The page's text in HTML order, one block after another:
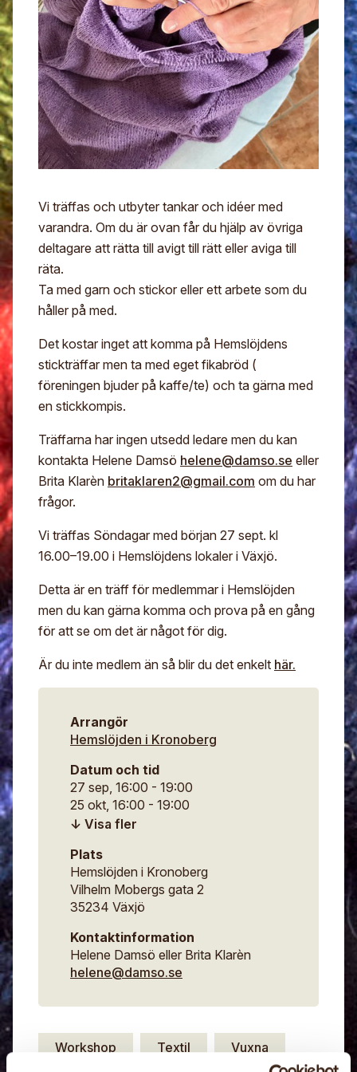
Digitalt museum
Stipendier
Gesäll- och mästarbrev
Immateriellt kulturarv
Mina sidor
Sök
Eng
Vi träffas och utbyter tankar och idéer med
varandra. Om du är ovan får du hjälp av övriga
deltagare att rätta till avigt till rätt eller aviga till
räta.
Ta med garn och stickor eller ett arbete som du
håller på med.
Det kostar inget att komma på Hemslöjdens
stickträffar men ta med eget fikabröd (
föreningen bjuder på kaffe/te) och ta gärna med
en stickkompis.
Träffarna har ingen utsedd ledare men du kan
kontakta Helene Damsö helene@damso.se eller
Brita Klarèn britaklaren2@gmail.com om du har
frågor.
Vi träffas Söndagar med början 27 sept. kl
16.00–19.00 i Hemslöjdens lokaler i Växjö.
Detta är en träff för medlemmar i Hemslöjden
men du kan gärna komma och prova på en gång
för att se om det är något för dig.
Är du inte medlem än så blir du det enkelt här.
Arrangör
Hemslöjden i Kronoberg
Datum och tid
27 sep, 16:00 - 19:00
25 okt, 16:00 - 19:00
15 nov, 16:00 - 19:00
21 feb, 2027, 16:00 - 19:00
21 mar, 2027, 16:00 - 19:00
Plats
Hemslöjden i Kronoberg
Vilhelm Mobergs gata 2
35234 Växjö
Kontaktinformation
Helene Damsö eller Brita Klarèn
helene@damso.se
Workshop Textil Vuxna
För- och efternamn*
E-post*
Jag godkänner att mina uppgifter angivna i formuläret
hanteras av Hemslöjden enligt